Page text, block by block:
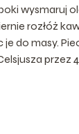
wysmaruj
rozłóż
do masy.
przez